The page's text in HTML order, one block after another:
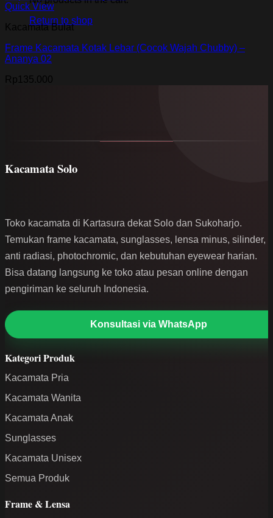
Return to shop
Quick View
Kacamata Bulat
Frame Kacamata Kotak Lebar (Cocok Wajah Chubby) –
Ananya 02
Rp 135.000
Kacamata Solo
Toko kacamata di Kartasura dekat Solo dan Sukoharjo.
Temukan frame kacamata, sunglasses, lensa minus, silinder,
anti radiasi, photochromic, dan kebutuhan eyewear harian.
Bisa datang langsung ke toko atau pesan online dengan
pengiriman ke seluruh Indonesia.
Konsultasi via WhatsApp
Kategori Produk
Kacamata Pria
Kacamata Wanita
Kacamata Anak
Sunglasses
Kacamata Unisex
Semua Produk
Frame & Lensa